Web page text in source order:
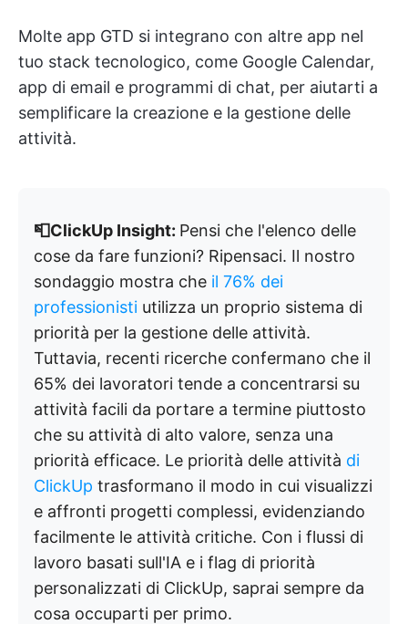
Molte app GTD si integrano con altre app nel
tuo stack tecnologico, come Google Calendar,
app di email e programmi di chat, per aiutarti a
semplificare la creazione e la gestione delle
attività.
📮ClickUp Insight: Pensi che l'elenco delle
cose da fare funzioni? Ripensaci. Il nostro
sondaggio mostra che il 76% dei
professionisti utilizza un proprio sistema di
priorità per la gestione delle attività.
Tuttavia, recenti ricerche confermano che il
65% dei lavoratori tende a concentrarsi su
attività facili da portare a termine piuttosto
che su attività di alto valore, senza una
priorità efficace. Le priorità delle attività di
ClickUp trasformano il modo in cui visualizzi
e affronti progetti complessi, evidenziando
facilmente le attività critiche. Con i flussi di
lavoro basati sull'IA e i flag di priorità
personalizzati di ClickUp, saprai sempre da
cosa occuparti per primo.